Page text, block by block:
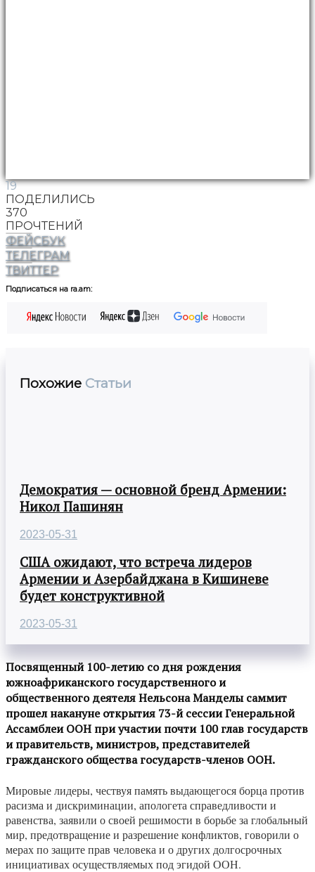
19
ПОДЕЛИЛИСЬ
370
ПРОЧТЕНИЙ
ФЕЙСБУК
ТЕЛЕГРАМ
ТВИТТЕР
Подписаться на ra.am:
Похожие Статьи
Демократия — основной бренд Армении:
Никол Пашинян
2023-05-31
США ожидают, что встреча лидеров
Армении и Азербайджана в Кишиневе
будет конструктивной
2023-05-31
Посвященный 100-летию со дня рождения
южноафриканского государственного и
общественного деятеля Нельсона Манделы саммит
прошел накануне открытия 73-й сессии Генеральной
Ассамблеи ООН при участии почти 100 глав государств
и правительств, министров, представителей
гражданского общества государств-членов ООН.
Мировые лидеры, чествуя память выдающегося борца против
расизма и дискриминации, апологета справедливости и
равенства, заявили о своей решимости в борьбе за глобальный
мир, предотвращение и разрешение конфликтов, говорили о
мерах по защите прав человека и о других долгосрочных
инициативах осуществляемых под эгидой ООН.